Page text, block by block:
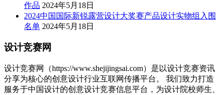
作品 2024年5月18日
2024中国国际新锐露营设计大奖赛产品设计实物组入围
名单 2024年5月18日
设计竞赛网
设计竞赛网（https://www.shejijingsai.com）是以设计竞赛资讯
分享为核心的创意设计行业互联网传播平台。 我们致力打造
服务于中国设计的创意设计竞赛信息平台，为设计院校师生、